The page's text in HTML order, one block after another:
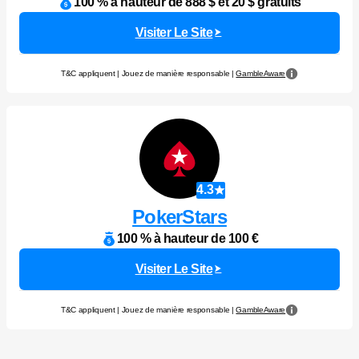
Visiter Le Site
T&C appliquent | Jouez de manière responsable |GambleAware
4.3
PokerStars
100 % à hauteur de 100 €
Visiter Le Site
T&C appliquent | Jouez de manière responsable |GambleAware